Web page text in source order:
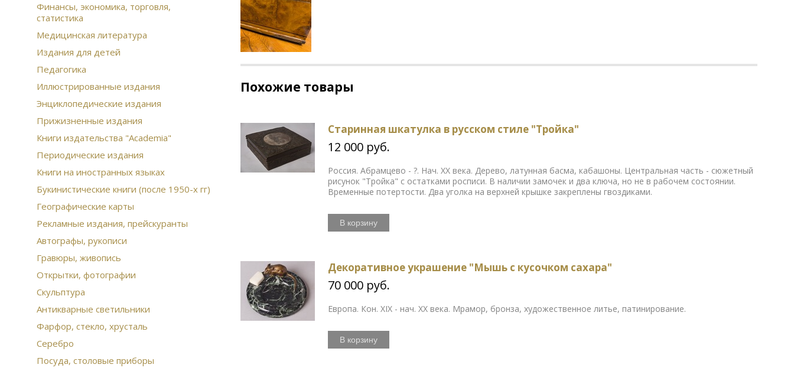
Финансы, экономика, торговля,
статистика
Медицинская литература
Издания для детей
Педагогика
Иллюстрированные издания
Энциклопедические издания
Прижизненные издания
Книги издательства "Academia"
Периодические издания
Книги на иностранных языках
Букинистические книги (после 1950-х гг)
Географические карты
Рекламные издания, прейскуранты
Автографы, рукописи
Гравюры, живопись
Открытки, фотографии
Скульптура
Антикварные светильники
Фарфор, стекло, хрусталь
Серебро
Посуда, столовые приборы
Похожие товары
Старинная шкатулка в русском стиле "Тройка"
12 000 руб.
Россия. Абрамцево - ?. Нач. ХХ века. Дерево, латунная басма, кабашоны. Центральная часть - сюжетный
рисунок "Тройка" с остатками росписи. В наличии замочек и два ключа, но не в рабочем состоянии.
Временные потертости. Два уголка на верхней крышке закреплены гвоздиками.
В корзину
Декоративное украшение "Мышь с кусочком сахара"
70 000 руб.
Европа. Кон. XIX - нач. ХХ века. Мрамор, бронза, художественное литье, патинирование.
В корзину